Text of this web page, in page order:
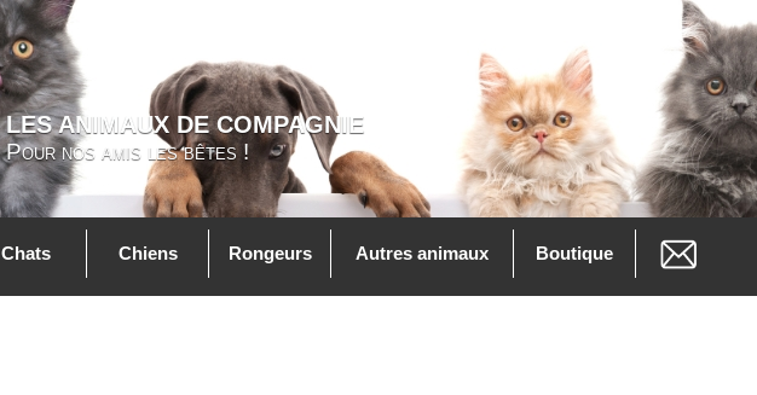
LES ANIMAUX DE COMPAGNIE
Pour nos amis les bêtes !
Chats Chiens Rongeurs Autres animaux Boutique